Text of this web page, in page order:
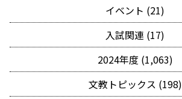
イベント (21)
入試関連 (17)
2024年度 (1,063)
文教トピックス (198)